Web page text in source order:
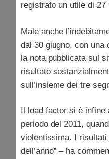
registrato un utile di 27
Male anche
dal 30 giugno, con una
la nota pubblicata sul
risultato
sull’insieme dei tre
Il load factor si è
periodo del 2011,
violentissima. I risultati
dell’anno” – ha